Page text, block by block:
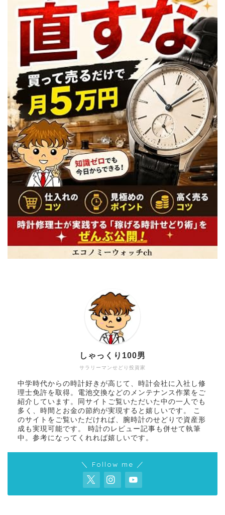
サラリーマンせどり投資家
しゃっくり100男
中学時代からの時計好きが高じて、時計会社に入社し修
理士免許を取得。電池交換などのメンテナンス作業をご
紹介しています。同サイトご覧いただいた中の一人でも
多く、時間とお金の節約が実現すると嬉しいです。 こ
のサイトをご覧いただければ、腕時計のせどりで資産形
成も実現可能です。 時計のレビュー記事も併せて執筆
中。参考になってくれれば嬉しいです。
＼ Follow me ／